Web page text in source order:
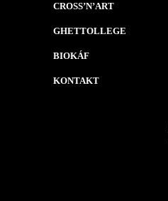
CROSS’N’ART
GHETTOLLEGE
BIOKÁF
KONTAKT